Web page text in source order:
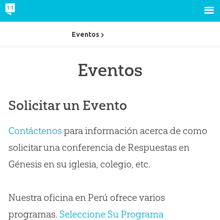
Eventos
Solicitar un Evento
Contáctenospara información acerca de como
solicitar una conferencia de Respuestas en
Génesis en su iglesia, colegio, etc.
Nuestra oficina en Perú ofrece varios
programas. Seleccione Su Programa
Eventos